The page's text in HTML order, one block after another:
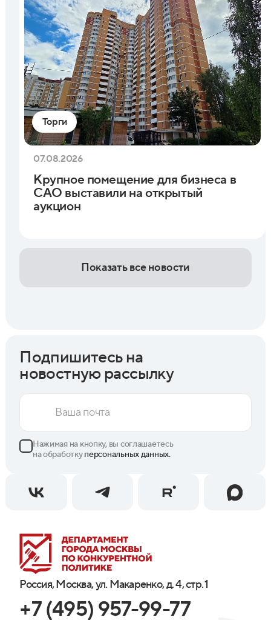
Торги
07.08.2026
Крупное помещение для бизнеса в
САО выставили на открытый
аукцион
Показать все новости
Россия, Москва, ул. Макаренко, д. 4, стр. 1
+7 (495) 957-99-77
Подпишитесь на
новостную рассылку
Нажимая на кнопку, вы соглашаетесь
на обработкуперсональных данных.